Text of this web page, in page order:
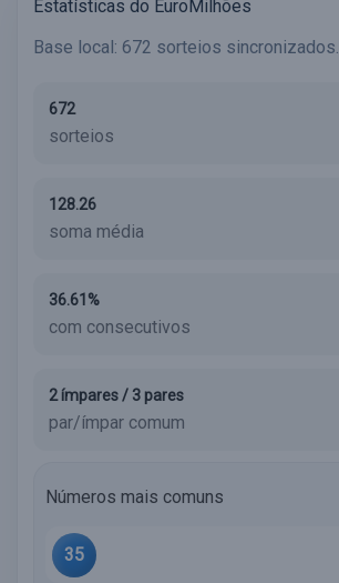
Estatísticas do EuroMilhões
Base local: 672 sorteios sincronizados.
672
sorteios
128.26
soma média
36.61%
com consecutivos
2 ímpares / 3 pares
par/ímpar comum
Números mais comuns
35